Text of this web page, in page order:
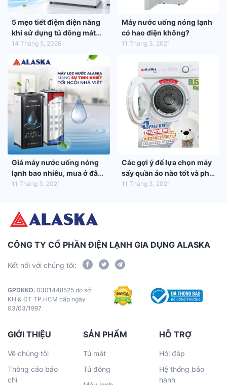
5 mẹo tiết điệm điện năng
khi sử dụng tủ đông mát
trong mùa hè 2026
14 Tháng 5, 2026
Máy nước uống nóng lạnh
có hao điện không?
11 Tháng 3, 2021
Giá máy nước uống nóng
lạnh bao nhiêu, mua ở đâu
tốt nhất?
11 Tháng 3, 2021
Các gợi ý để lựa chọn máy
sấy quần áo nào tốt và phù
hợp nhất với gia đình bạn
11 Tháng 3, 2021
CÔNG TY CỔ PHẦN ĐIỆN LẠNH GIA DỤNG ALASKA
Kết nối với chúng tôi:
GPDKKD: 0301448525 do sở
KH & ĐT TP.HCM cấp ngày
03/03/1997
GIỚI THIỆU
Về chúng tôi
Thông cáo báo
chí
SẢN PHẨM
Tủ mát
Tủ đông
HỖ TRỢ
Hỏi đáp
Hệ thống bảo
hành